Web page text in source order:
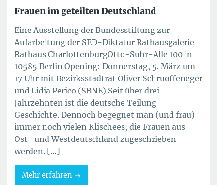
Frauen im geteilten Deutschland
Eine Ausstellung der Bundesstiftung zur
Aufarbeitung der SED-Diktatur Rathausgalerie
Rathaus CharlottenburgOtto-Suhr-Alle 100 in
10585 Berlin Opening: Donnerstag, 5. März um
17 Uhr mit Bezirksstadtrat Oliver Schruoffeneger
und Lidia Perico (SBNE) Seit über drei
Jahrzehnten ist die deutsche Teilung
Geschichte. Dennoch begegnet man (und frau)
immer noch vielen Klischees, die Frauen aus
Ost- und Westdeutschland zugeschrieben
werden. […]
Mehr erfahren